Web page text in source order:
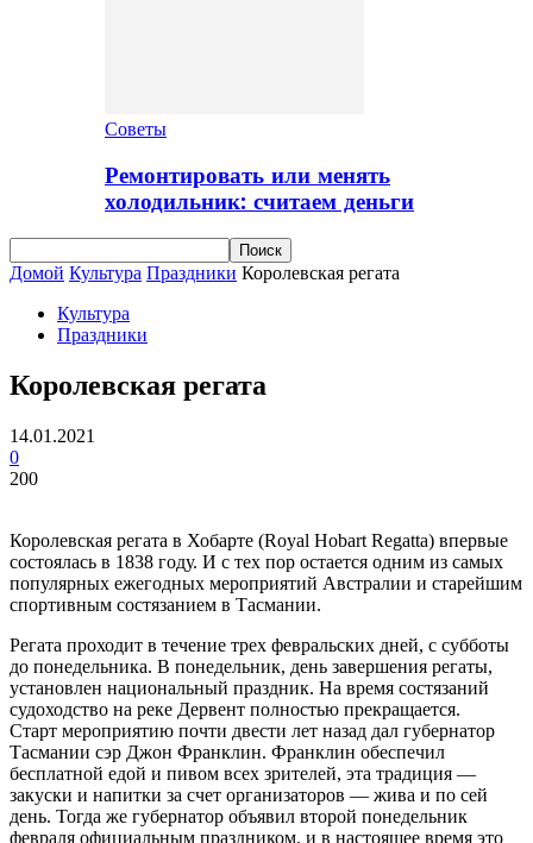
Советы
Ремонтировать или менять
холодильник: считаем деньги
Домой Культура Праздники Королевская регата
Культура
Праздники
Королевская регата
14.01.2021
0
200
Королевская регата в Хобарте (Royal Hobart Regatta) впервые
состоялась в 1838 году. И с тех пор остается одним из самых
популярных ежегодных мероприятий Австралии и старейшим
спортивным состязанием в Тасмании.
Регата проходит в течение трех февральских дней, с субботы
до понедельника. В понедельник, день завершения регаты,
установлен национальный праздник. На время состязаний
судоходство на реке Дервент полностью прекращается.
Старт мероприятию почти двести лет назад дал губернатор
Тасмании сэр Джон Франклин. Франклин обеспечил
бесплатной едой и пивом всех зрителей, эта традиция —
закуски и напитки за счет организаторов — жива и по сей
день. Тогда же губернатор объявил второй понедельник
февраля официальным праздником, и в настоящее время это